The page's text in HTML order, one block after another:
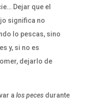
Dejar que el
significa no
lo pescas, sino
y, si no es
dejarlo de
a los pecesdurante